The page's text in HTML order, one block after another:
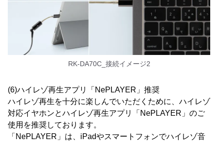
RK-DA70C_接続イメージ2
(6)ハイレゾ再生アプリ「NePLAYER」推奨
ハイレゾ再生を十分に楽しんでいただくために、ハイレゾ
対応イヤホンとハイレゾ再生アプリ「NePLAYER」のご
使用を推奨しております。
「NePLAYER」は、iPadやスマートフォンでハイレゾ音